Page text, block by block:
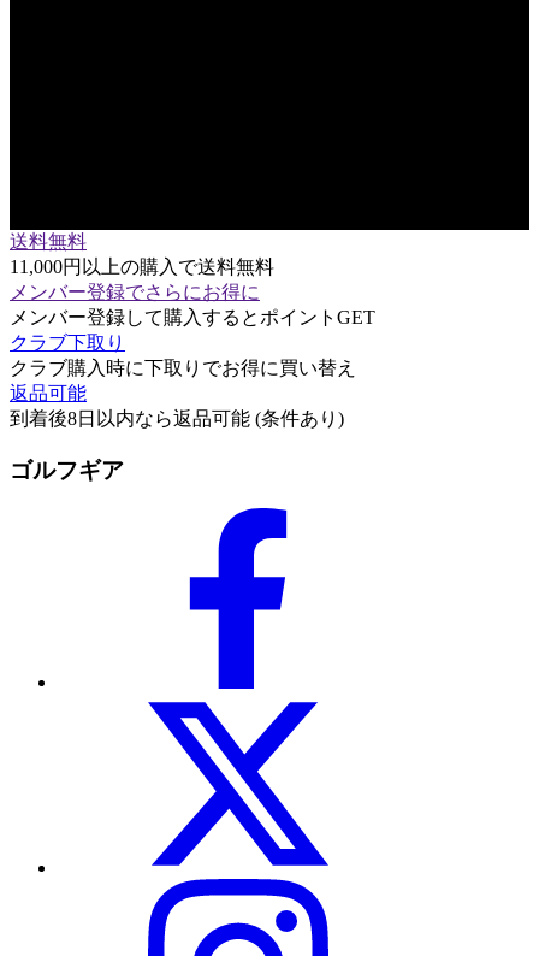
送料無料
11,000円以上の購入で送料無料
メンバー登録でさらにお得に
メンバー登録して購入するとポイントGET
クラブ下取り
クラブ購入時に下取りでお得に買い替え
返品可能
到着後8日以内なら返品可能 (条件あり)
ゴルフギア